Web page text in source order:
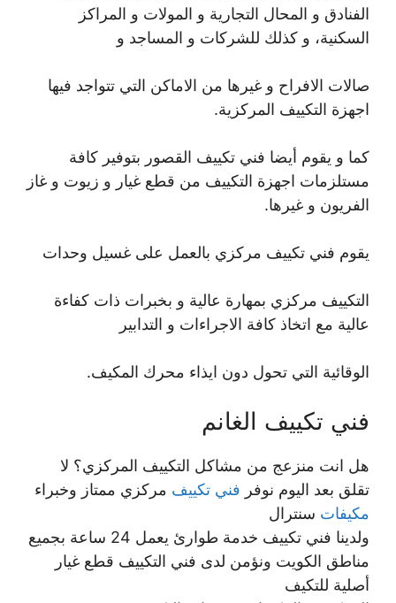
الفنادق و المحال التجارية و المولات و المراكز
السكنية، و كذلك للشركات و المساجد و
صالات الافراح و غيرها من الاماكن التي تتواجد فيها
اجهزة التكييف المركزية.
كما و يقوم أيضا فني تكييف القصور بتوفير كافة
مستلزمات اجهزة التكييف من قطع غيار و زيوت و غاز
الفريون و غيرها.
يقوم فني تكييف مركزي بالعمل على غسيل وحدات
التكييف مركزي بمهارة عالية و بخبرات ذات كفاءة
عالية مع اتخاذ كافة الاجراءات و التدابير
الوقائية التي تحول دون ايذاء محرك المكيف.
فني تكييف الغانم
هل انت منزعج من مشاكل التكييف المركزي؟ لا
تقلق بعد اليوم نوفر فني تكييف مركزي ممتاز وخبراء
مكيفات سنترال
ولدينا فني تكييف خدمة طوارئ يعمل 24 ساعة بجميع
مناطق الكويت ونؤمن لدى فني التكييف قطع غيار
أصلية للتكيف